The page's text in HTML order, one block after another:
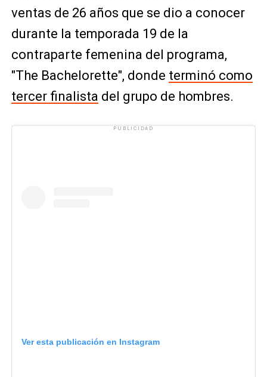
ventas de 26 años que se dio a conocer
durante la temporada 19 de la
contraparte femenina del programa,
"The Bachelorette", donde terminó como
tercer finalista del grupo de hombres.
PUBLICIDAD
Ver esta publicación en Instagram